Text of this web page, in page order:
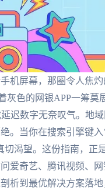
机屏幕，那圈令人焦
灰色的网银APP一筹
迟数字无奈叹气。地
。当你在搜索引擎键入
切渴望。这份指南，
爱奇艺、腾讯视频、
析到最优解决方案落